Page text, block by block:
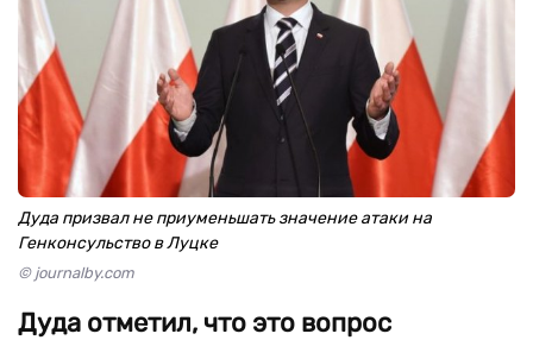
Дуда призвал не приуменьшать значение атаки на
Генконсульство в Луцке
© journalby.com
Дуда отметил, что это вопрос